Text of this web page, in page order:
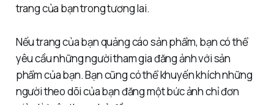
trang của bạn trong tương lai.
Nếu trang của bạn quảng cáo sản phẩm, bạn có thể
yêu cầu những người tham gia đăng ảnh với sản
phẩm của bạn. Bạn cũng có thể khuyến khích những
người theo dõi của bạn đăng một bức ảnh chỉ đơn